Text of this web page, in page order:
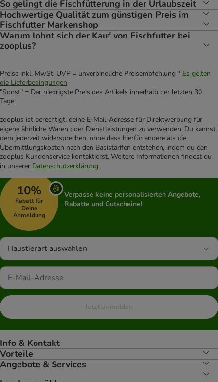
So gelingt die Fischfütterung in der Urlaubszeit
Hochwertige Qualität zum günstigen Preis im
Fischfutter Markenshop
Warum lohnt sich der Kauf von Fischfutter bei
zooplus?
Preise inkl. MwSt. UVP = unverbindliche Preisempfehlung * Es gelten
die Lieferbedingungen
"Sonst" = Der niedrigste Preis des Artikels innerhalb der letzten 30
Tage.
zooplus ist berechtigt, deine E-Mail-Adresse für Direktwerbung für
eigene ähnliche Waren oder Dienstleistungen zu verwenden. Du kannst
dem jederzeit widersprechen, ohne dass hierfür andere als die
Übermittlungskosten nach den Basistarifen entstehen, indem du den
zooplus Kundenservice kontaktierst. Weitere Informationen findest du
in unserer Datenschutzerklärung.
10%
Rabatt für
Deine
Anmeldung
Verpasse keine personalisierten Angebote,
Rabatte und Gutscheine!
Haustierart auswählen
Jetzt anmelden
Info & Kontakt
Vorteile
Angebote & Services